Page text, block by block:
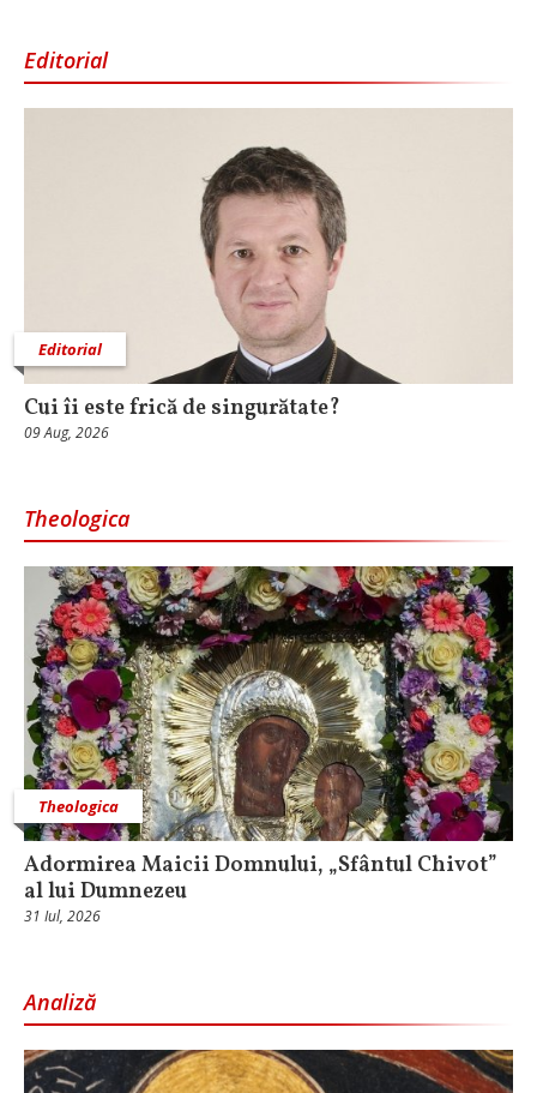
Editorial
Editorial
Cui îi este frică de singurătate?
09 Aug, 2026
Theologica
Theologica
Adormirea Maicii Domnului, „Sfântul Chivot”
al lui Dumnezeu
31 Iul, 2026
Analiză